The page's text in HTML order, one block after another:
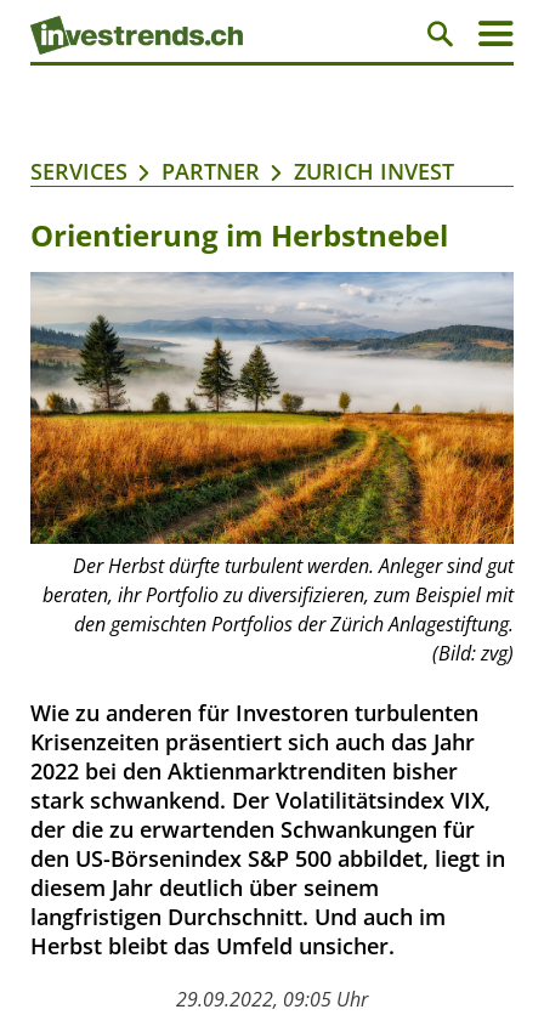
SERVICES PARTNER ZURICH INVEST
Orientierung im Herbstnebel
Der Herbst dürfte turbulent werden. Anleger sind gut
beraten, ihr Portfolio zu diversifizieren, zum Beispiel mit
den gemischten Portfolios der Zürich Anlagestiftung.
(Bild: zvg)
Wie zu anderen für Investoren turbulenten
Krisenzeiten präsentiert sich auch das Jahr
2022 bei den Aktienmarktrenditen bisher
stark schwankend. Der Volatilitätsindex VIX,
der die zu erwartenden Schwankungen für
den US-Börsenindex S&P 500 abbildet, liegt in
diesem Jahr deutlich über seinem
langfristigen Durchschnitt. Und auch im
Herbst bleibt das Umfeld unsicher.
29.09.2022, 09:05 Uhr